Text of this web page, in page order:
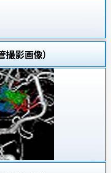
撮影画像）